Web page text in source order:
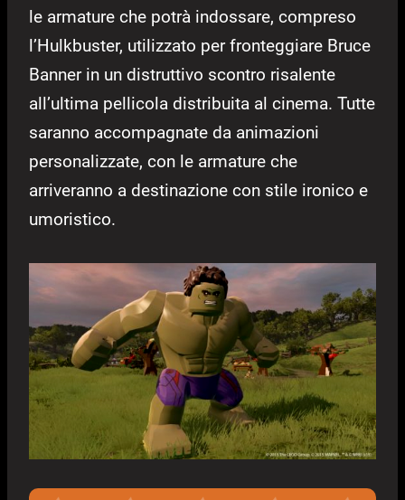
le armature che potrà indossare, compreso
l’Hulkbuster, utilizzato per fronteggiare Bruce
Banner in un distruttivo scontro risalente
all’ultima pellicola distribuita al cinema. Tutte
saranno accompagnate da animazioni
personalizzate, con le armature che
arriveranno a destinazione con stile ironico e
umoristico.